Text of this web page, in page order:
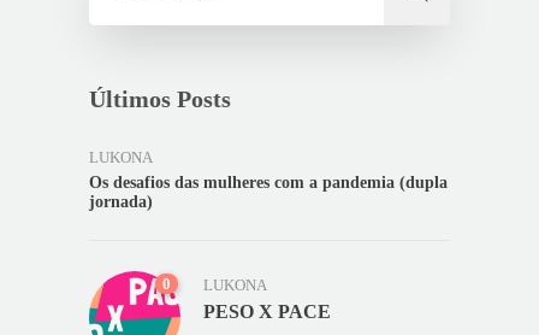
Últimos Posts
LUKONA
Os desafios das mulheres com a pandemia (dupla
jornada)
0 LUKONA
PESO X PACE